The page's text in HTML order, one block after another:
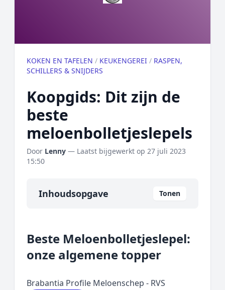
KOKEN EN TAFELEN / KEUKENGEREI / RASPEN,
SCHILLERS & SNIJDERS
Koopgids: Dit zijn de
beste
meloenbolletjeslepels
Door Lenny — Laatst bijgewerkt op 27 juli 2023
15:50
Inhoudsopgave Tonen
Onze algemene topper
Prijs topper
Beste Meloenbolletjeslepel:
onze algemene topper
Brabantia Profile Meloenschep - RVS